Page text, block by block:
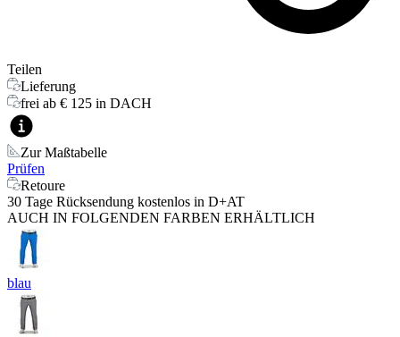
Teilen
Lieferung
frei ab € 125 in DACH
Zur Maßtabelle
Prüfen
Retoure
30 Tage Rücksendung kostenlos in D+AT
AUCH IN FOLGENDEN FARBEN ERHÄLTLICH
blau